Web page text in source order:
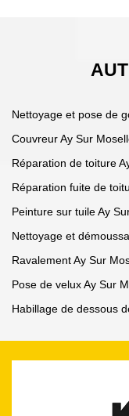
Nettoyage et pose de
Couvreur Ay Sur
Réparation de toiture
Réparation fuite de
Peinture sur tuile Ay
Nettoyage et
Ravalement Ay Sur
Pose de velux Ay Sur
Habillage de dessous